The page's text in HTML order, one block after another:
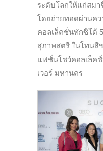
ระดับโลกให้แก่สมา
โดยถ่ายทอดผ่านคว
คอลเล็คชั่นทักซิโด้
สุภาพสตรี ในโทนสี
แฟชั่นโชว์คอลเล็ค
เวอร์ มหานคร